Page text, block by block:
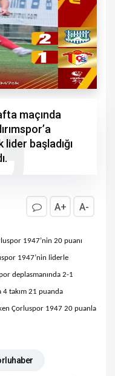
maçında
başladığı
A+ A-
1947’nin 20 puanı
1947’nin liderle
deplasmanında 2-1
4 takım 21 puanda
Çorluspor 1947 20 puanla